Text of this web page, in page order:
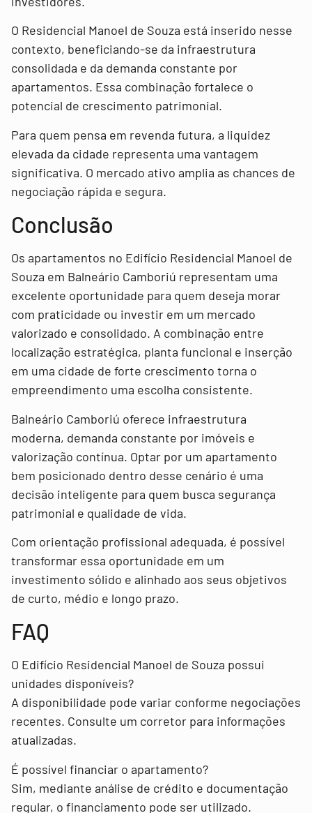
O Residencial Manoel de Souza está inserido nesse
contexto, beneficiando-se da infraestrutura
consolidada e da demanda constante por
apartamentos. Essa combinação fortalece o
potencial de crescimento patrimonial.
Para quem pensa em revenda futura, a liquidez
elevada da cidade representa uma vantagem
significativa. O mercado ativo amplia as chances de
negociação rápida e segura.
Conclusão
Os apartamentos no Edifício Residencial Manoel de
Souza em Balneário Camboriú representam uma
excelente oportunidade para quem deseja morar
com praticidade ou investir em um mercado
valorizado e consolidado. A combinação entre
localização estratégica, planta funcional e inserção
em uma cidade de forte crescimento torna o
empreendimento uma escolha consistente.
Balneário Camboriú oferece infraestrutura
moderna, demanda constante por imóveis e
valorização contínua. Optar por um apartamento
bem posicionado dentro desse cenário é uma
decisão inteligente para quem busca segurança
patrimonial e qualidade de vida.
Com orientação profissional adequada, é possível
transformar essa oportunidade em um
investimento sólido e alinhado aos seus objetivos
de curto, médio e longo prazo.
FAQ
O Edifício Residencial Manoel de Souza possui
unidades disponíveis?
A disponibilidade pode variar conforme negociações
recentes. Consulte um corretor para informações
atualizadas.
É possível financiar o apartamento?
Sim, mediante análise de crédito e documentação
regular, o financiamento pode ser utilizado.